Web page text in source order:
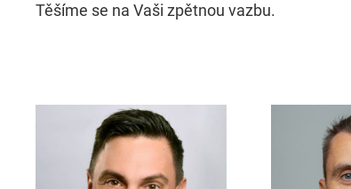
Těšíme se na Vaši zpětnou vazbu.